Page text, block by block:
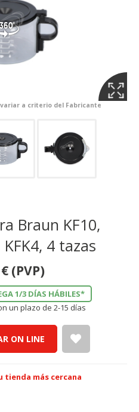
a criterio del Fabricante
Braun KF10,
4 tazas
€ (PVP)
1/3 DÍAS HÁBILES*
un plazo de 2-15 días
ON LINE
tienda más cercana